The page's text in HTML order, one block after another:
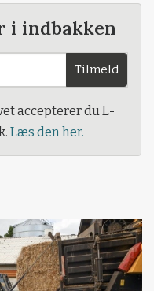
i indbakken
Tilmeld
accepterer du L-
Læs den her.